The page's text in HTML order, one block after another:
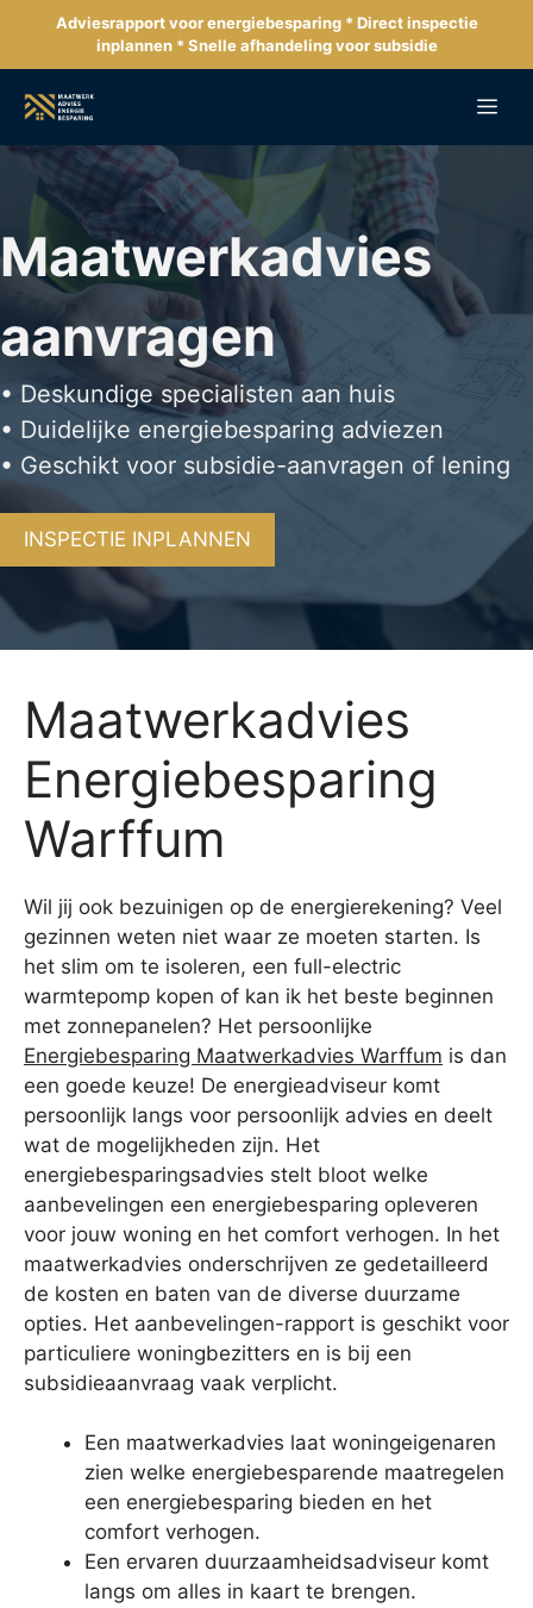
de
inhoud
Adviesrapport voor energiebesparing * Direct inspectie
inplannen * Snelle afhandeling voor subsidie
Maatwerkadvies
aanvragen
• Deskundige specialisten aan huis
• Duidelijke energiebesparing adviezen
• Geschikt voor subsidie-aanvragen of lening
INSPECTIE INPLANNEN
Maatwerkadvies
Energiebesparing
Warffum
Wil jij ook bezuinigen op de energierekening? Veel
gezinnen weten niet waar ze moeten starten. Is
het slim om te isoleren, een full-electric
warmtepomp kopen of kan ik het beste beginnen
met zonnepanelen? Het persoonlijke
Energiebesparing Maatwerkadvies Warffum is dan
een goede keuze! De energieadviseur komt
persoonlijk langs voor persoonlijk advies en deelt
wat de mogelijkheden zijn. Het
energiebesparingsadvies stelt bloot welke
aanbevelingen een energiebesparing opleveren
voor jouw woning en het comfort verhogen. In het
maatwerkadvies onderschrijven ze gedetailleerd
de kosten en baten van de diverse duurzame
opties. Het aanbevelingen-rapport is geschikt voor
particuliere woningbezitters en is bij een
subsidieaanvraag vaak verplicht.
Een maatwerkadvies laat woningeigenaren
zien welke energiebesparende maatregelen
een energiebesparing bieden en het
comfort verhogen.
Een ervaren duurzaamheidsadviseur komt
langs om alles in kaart te brengen.